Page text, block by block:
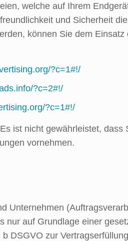
welche auf Ihrem
und Sicherheit
können Sie dem
?c=1#!/
?c=2#!/
?c=1#!/
ist nicht gewährleistet, dass
vornehmen.
Unternehmen
auf Grundlage einer
DSGVO zur